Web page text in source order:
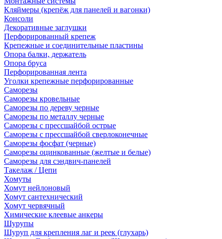
Кляймеры (крепёж для панелей и вагонки)
Консоли
Декоративные заглушки
Перфорированный крепеж
Крепежные и соединительные пластины
Опора балки, держатель
Опора бруса
Перфорированная лента
Уголки крепежные перфорированные
Саморезы
Саморезы кровельные
Саморезы по дереву черные
Саморезы по металлу черные
Саморезы с прессшайбой острые
Саморезы с прессшайбой сверлоконечные
Саморезы фосфат (черные)
Саморезы оцинкованные (желтые и белые)
Саморезы для сэндвич-панелей
Такелаж / Цепи
Хомуты
Хомут нейлоновый
Хомут сантехнический
Хомут червячный
Химические клеевые анкеры
Шурупы
Шуруп для крепления лаг и реек (глухарь)